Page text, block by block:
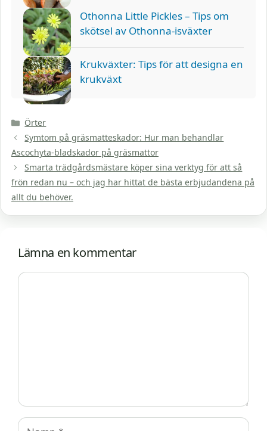
Othonna Little Pickles – Tips om
skötsel av Othonna-isväxter
Krukväxter: Tips för att designa en
krukväxt
Kategorier
Örter
Symtom på gräsmatteskador: Hur man behandlar
Ascochyta-bladskador på gräsmattor
Smarta trädgårdsmästare köper sina verktyg för att så
frön redan nu – och jag har hittat de bästa erbjudandena på
allt du behöver.
Lämna en kommentar
Kommentar
Namn